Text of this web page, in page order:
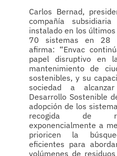
Carlos Bernad,
compañía
instalado en los
70 sistemas en 28
afirma: “Envac
papel disruptivo en
mantenimiento de
sostenibles, y su
sociedad a
Desarrollo Sostenible
adopción de los
recogida de
exponencialmente a
prioricen la
eficientes para
volúmenes de